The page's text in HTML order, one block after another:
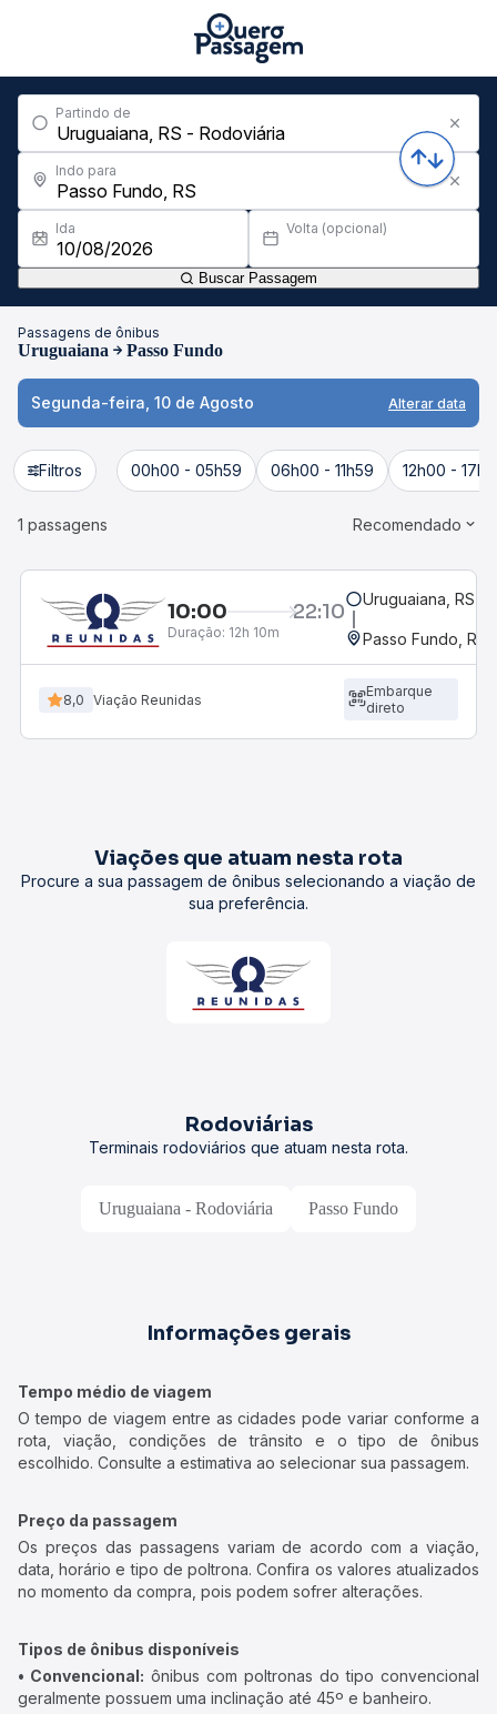
Partindo de
Indo para
Ida Volta (opcional)
Buscar Passagem
Passagens de ônibus
Uruguaiana Passo Fundo
Segunda-feira, 10 de Agosto Alterar data
Filtros 00h00 - 05h59 06h00 - 11h59 12h00 -
1 passagens Recomendado
10:00 22:10
Duração: 12h 10m
Uruguaiana, RS -
Passo Fundo, RS
8,0 Viação Reunidas
Embarque
direto
Viações que atuam nesta rota
Procure a sua passagem de ônibus selecionando a viação de
sua preferência.
Rodoviárias
Terminais rodoviários que atuam nesta rota.
Uruguaiana - Rodoviária Passo Fundo
Informações gerais
Tempo médio de viagem
O tempo de viagem entre as cidades pode variar conforme a
rota, viação, condições de trânsito e o tipo de ônibus
escolhido. Consulte a estimativa ao selecionar sua passagem.
Preço da passagem
Os preços das passagens variam de acordo com a viação,
data, horário e tipo de poltrona. Confira os valores atualizados
no momento da compra, pois podem sofrer alterações.
Tipos de ônibus disponíveis
• Convencional: ônibus com poltronas do tipo convencional
geralmente possuem uma inclinação até 45º e banheiro.